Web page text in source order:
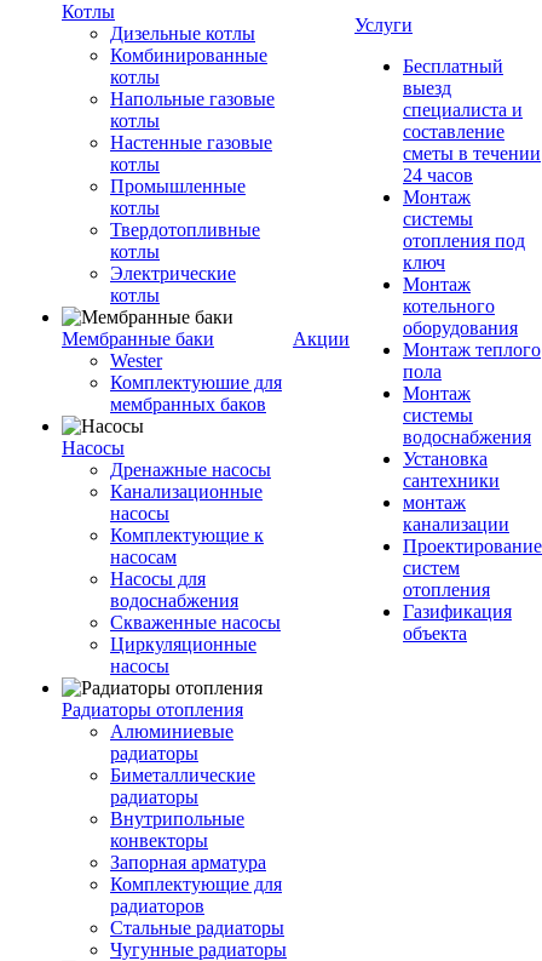
Котлы
Дизельные котлы
Комбинированные
котлы
Напольные газовые
котлы
Настенные газовые
котлы
Промышленные
котлы
Твердотопливные
котлы
Электрические
котлы
Мембранные баки
Wester
Комплектуюшие для
мембранных баков
Насосы
Дренажные насосы
Канализационные
насосы
Комплектующие к
насосам
Насосы для
водоснабжения
Скваженные насосы
Циркуляционные
насосы
Радиаторы отопления
Алюминиевые
радиаторы
Биметаллические
радиаторы
Внутрипольные
конвекторы
Запорная арматура
Комплектующие для
радиаторов
Стальные радиаторы
Чугунные радиаторы
Акции
Услуги
Бесплатный
выезд
специалиста и
составление
сметы в течении
24 часов
Монтаж
системы
отопления под
ключ
Монтаж
котельного
оборудования
Монтаж теплого
пола
Монтаж
системы
водоснабжения
Установка
сантехники
монтаж
канализации
Проектирование
систем
отопления
Газификация
объекта